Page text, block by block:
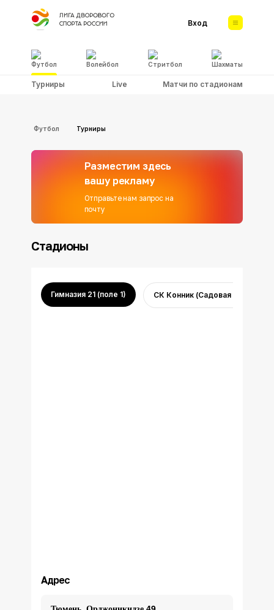
Футбол Волейбол Стритбол Шахматы
Вход
Турниры Live Матчи по стадионам
Футбол Турниры
Разместим здесь
вашу рекламу
Отправьте нам запрос на
почту
Стадионы
Гимназия 21 (поле 1) СК Конник (Садовая 10)
Адрес